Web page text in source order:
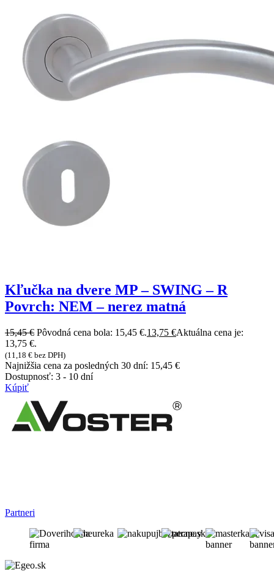
Kľučka na dvere MP – SWING – R
Povrch: NEM – nerez matná
15,45€ Pôvodná cena bola: 15,45 €.13,75 €Aktuálna cena je:
13,75 €.
(11,18 € bez DPH)
Najnižšia cena za posledných 30 dní: 15,45 €
Dostupnosť: 3 - 10 dní
Kúpiť
Partneri